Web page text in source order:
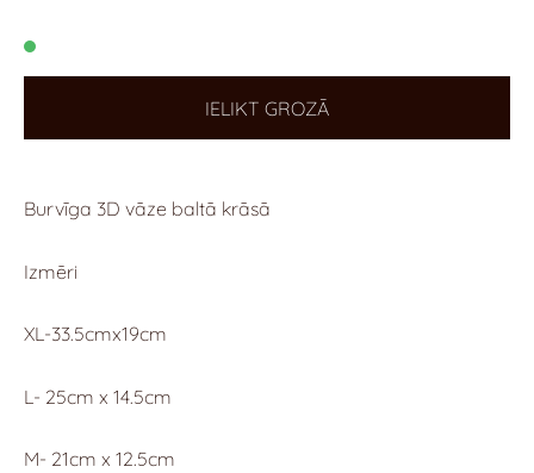
IELIKT GROZĀ
Burvīga 3D vāze baltā krāsā
Izmēri
XL-33.5cmx19cm
L- 25cm x 14.5cm
M- 21cm x 12.5cm